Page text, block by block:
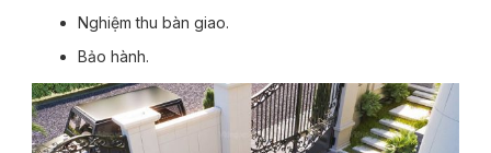
Nghiệm thu bàn giao.
Bảo hành.